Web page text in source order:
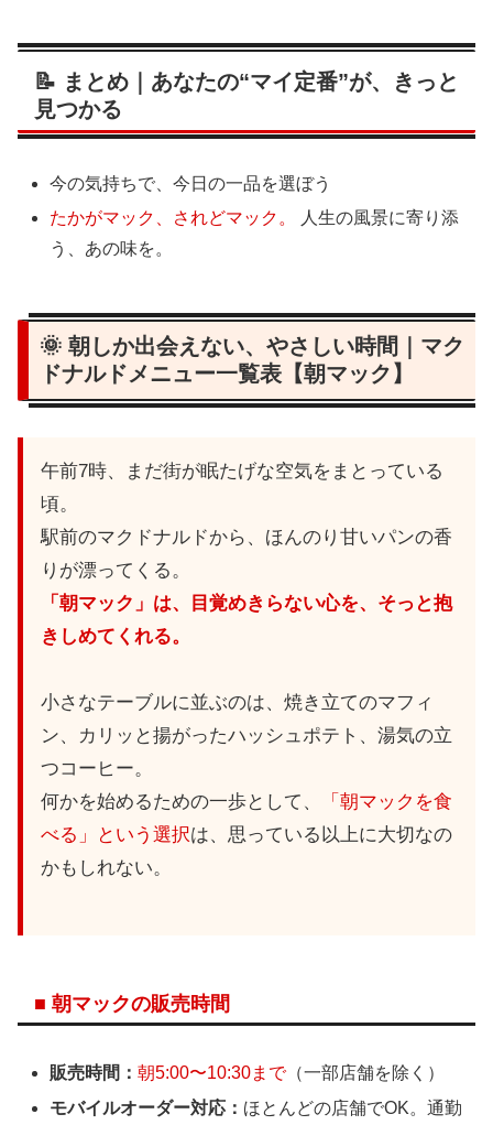
📝 まとめ｜あなたの“マイ定番”が、きっと
見つかる
今の気持ちで、今日の一品を選ぼう
たかがマック、されどマック。
人生の風景に寄り添
う、あの味を。
🌞 朝しか出会えない、やさしい時間｜マク
ドナルドメニュー一覧表【朝マック】
午前7時、まだ街が眠たげな空気をまとっている
頃。
駅前のマクドナルドから、ほんのり甘いパンの香
りが漂ってくる。
「朝マック」は、目覚めきらない心を、そっと抱
きしめてくれる。
小さなテーブルに並ぶのは、焼き立てのマフィ
ン、カリッと揚がったハッシュポテト、湯気の立
つコーヒー。
何かを始めるための一歩として、
「朝マックを食
べる」という選択は、思っている以上に大切なの
かもしれない。
■ 朝マックの販売時間
販売時間：朝5:00〜10:30まで（一部店舗を除く）
モバイルオーダー対応： ほとんどの店舗でOK。通勤